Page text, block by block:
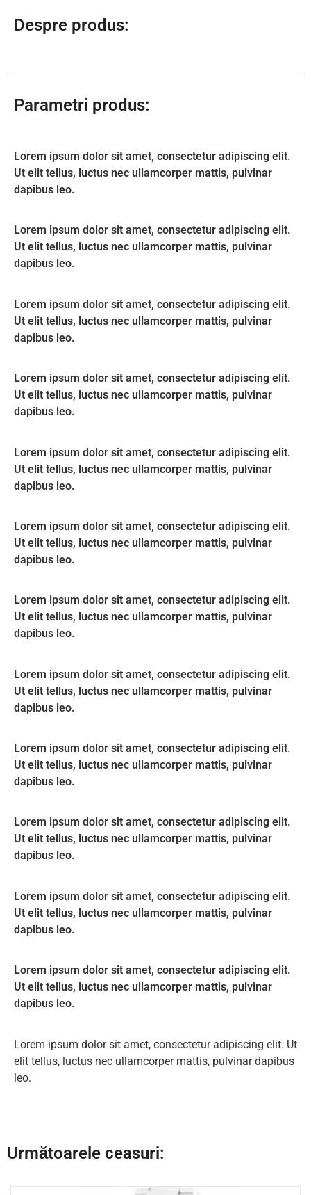
Despre produs:
Parametri produs:
Lorem ipsum dolor sit amet, consectetur adipiscing elit.
Ut elit tellus, luctus nec ullamcorper mattis, pulvinar
dapibus leo.
Lorem ipsum dolor sit amet, consectetur adipiscing elit.
Ut elit tellus, luctus nec ullamcorper mattis, pulvinar
dapibus leo.
Lorem ipsum dolor sit amet, consectetur adipiscing elit.
Ut elit tellus, luctus nec ullamcorper mattis, pulvinar
dapibus leo.
Lorem ipsum dolor sit amet, consectetur adipiscing elit.
Ut elit tellus, luctus nec ullamcorper mattis, pulvinar
dapibus leo.
Lorem ipsum dolor sit amet, consectetur adipiscing elit.
Ut elit tellus, luctus nec ullamcorper mattis, pulvinar
dapibus leo.
Lorem ipsum dolor sit amet, consectetur adipiscing elit.
Ut elit tellus, luctus nec ullamcorper mattis, pulvinar
dapibus leo.
Lorem ipsum dolor sit amet, consectetur adipiscing elit.
Ut elit tellus, luctus nec ullamcorper mattis, pulvinar
dapibus leo.
Lorem ipsum dolor sit amet, consectetur adipiscing elit.
Ut elit tellus, luctus nec ullamcorper mattis, pulvinar
dapibus leo.
Lorem ipsum dolor sit amet, consectetur adipiscing elit.
Ut elit tellus, luctus nec ullamcorper mattis, pulvinar
dapibus leo.
Lorem ipsum dolor sit amet, consectetur adipiscing elit.
Ut elit tellus, luctus nec ullamcorper mattis, pulvinar
dapibus leo.
Lorem ipsum dolor sit amet, consectetur adipiscing elit.
Ut elit tellus, luctus nec ullamcorper mattis, pulvinar
dapibus leo.
Lorem ipsum dolor sit amet, consectetur adipiscing elit.
Ut elit tellus, luctus nec ullamcorper mattis, pulvinar
dapibus leo.
Lorem ipsum dolor sit amet, consectetur adipiscing elit. Ut
elit tellus, luctus nec ullamcorper mattis, pulvinar dapibus
leo.
Următoarele ceasuri: